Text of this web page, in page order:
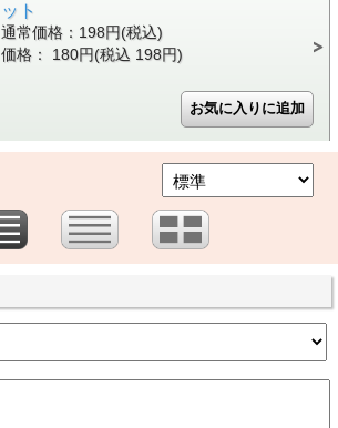
ット
通常価格：198円(税込)
価格： 180円(税込 198円)